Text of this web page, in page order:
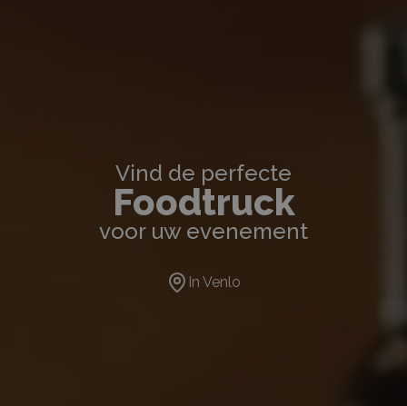
Vind de perfecte
Foodtruck
voor uw evenement
In Venlo